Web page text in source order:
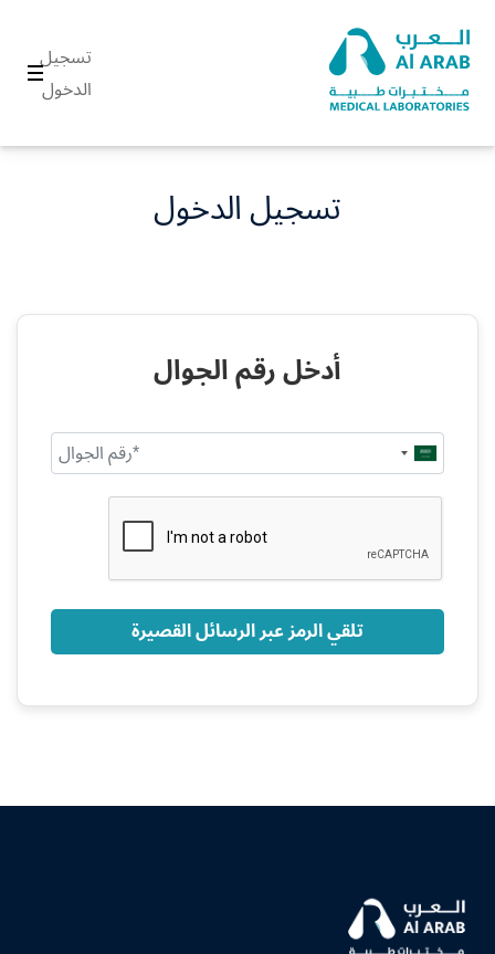
تسجيل
الدخول
تسجيل الدخول
أدخل رقم الجوال
Saudi
Arabia
تلقي الرمز عبر الرسائل القصيرة